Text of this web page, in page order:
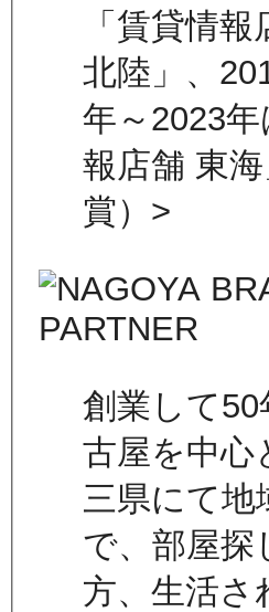
「賃貸情報
北陸」、
年～2023
報店舗 東
賞）>
創業して50
古屋を中心
三県にて地
で、部屋探
方、生活さ